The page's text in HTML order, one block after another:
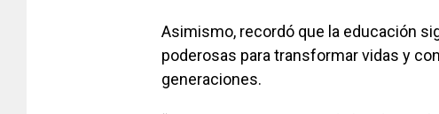
Asimismo, recordó que la educación
poderosas para transformar vidas y
generaciones.